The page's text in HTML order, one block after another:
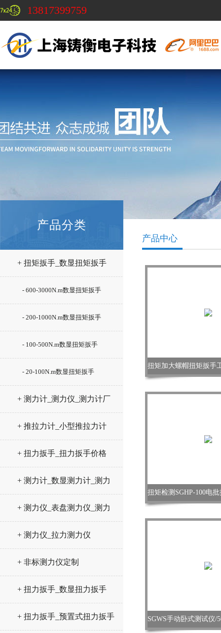
13817399759
产品分类
+ 扭矩扳手_数显扭矩扳手
- 600-3000N.m数显扭矩扳手
- 200-1000N.m数显扭矩扳手
- 100-500N.m数显扭矩扳手
- 20-100N.m数显扭矩扳手
+ 测力计_测力仪_测力计厂
家
+ 推拉力计_小型推拉力计
+ 扭力扳手_扭力扳手价格
+ 测力计_数显测力计_测力
仪
+ 测力仪_表盘测力仪_测力
计
+ 测力仪_拉力测力仪
+ 非标测力仪定制
+ 扭力扳手_数显扭力扳手
+ 扭力扳手_预置式扭力扳手
产品中心